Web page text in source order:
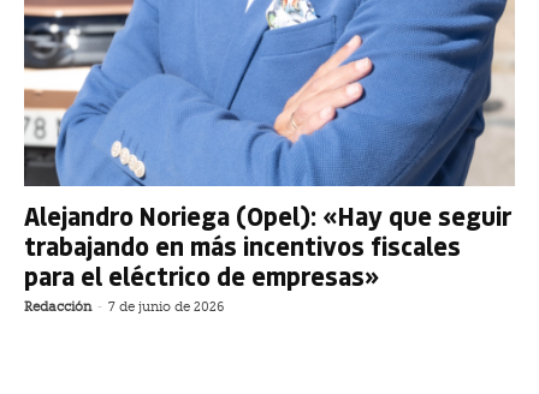
Alejandro Noriega (Opel): «Hay que seguir
trabajando en más incentivos fiscales
para el eléctrico de empresas»
Redacción - 7 de junio de 2026